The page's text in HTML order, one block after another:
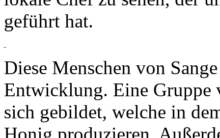
geführt hat.
Diese Menschen von
Entwicklung. Eine
sich gebildet, welche in
Honig produzieren.